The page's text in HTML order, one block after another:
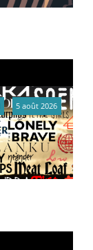
5 août 2026